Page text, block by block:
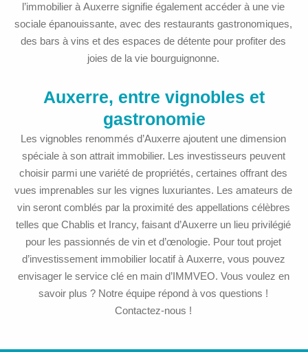
l’immobilier à Auxerre signifie également accéder à une vie
sociale épanouissante, avec des restaurants gastronomiques,
des bars à vins et des espaces de détente pour profiter des
joies de la vie bourguignonne.
Auxerre, entre vignobles et
gastronomie
Les vignobles renommés d’Auxerre ajoutent une dimension
spéciale à son attrait immobilier. Les investisseurs peuvent
choisir parmi une variété de propriétés, certaines offrant des
vues imprenables sur les vignes luxuriantes. Les amateurs de
vin seront comblés par la proximité des appellations célèbres
telles que Chablis et Irancy, faisant d’Auxerre un lieu privilégié
pour les passionnés de vin et d’œnologie. Pour tout projet
d’investissement immobilier locatif à Auxerre, vous pouvez
envisager le service clé en main d’IMMVEO. Vous voulez en
savoir plus ? Notre équipe répond à vos questions !
Contactez-nous !